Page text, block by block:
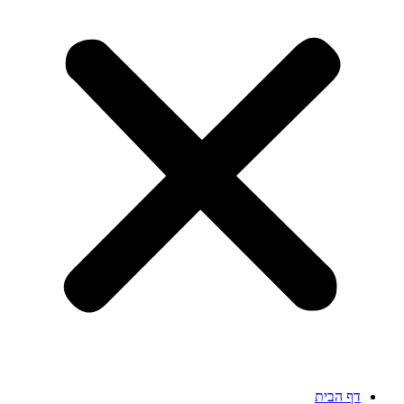
דף הבית